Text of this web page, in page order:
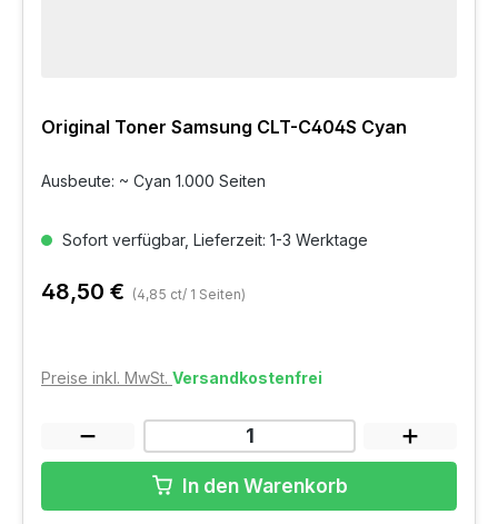
Original Toner Samsung CLT-C404S Cyan
Ausbeute: ~ Cyan 1.000 Seiten
Sofort verfügbar, Lieferzeit: 1-3 Werktage
48,50 € (4,85 ct/ 1 Seiten)
Preise inkl. MwSt. Versandkostenfrei
In den Warenkorb